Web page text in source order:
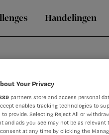
Handelingen
Vilans en HAN
betere ouderenzorg in
Your Privacy
partners store and access personal
enables tracking technologies to
to provide. Selecting Reject All or
and ads you see may not be as
at any time by clicking the